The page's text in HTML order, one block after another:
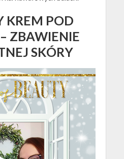
KREM POD
ZBAWIENIE
SKÓRY